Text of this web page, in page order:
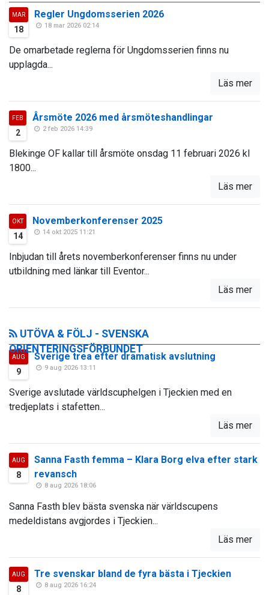
MAR
18
Regler Ungdomsserien 2026
18 mar 2026 02:14
De omarbetade reglerna för Ungdomsserien finns nu
upplagda...
Läs mer
FEB
2
Årsmöte 2026 med årsmöteshandlingar
2 feb 2026 14:39
Blekinge OF kallar till årsmöte onsdag 11 februari 2026 kl
1800...
Läs mer
OKT
14
Novemberkonferenser 2025
14 okt 2025 11:21
Inbjudan till årets novemberkonferenser finns nu under
utbildning med länkar till Eventor...
Läs mer
UTÖVA & FÖLJ - SVENSKA
ORIENTERINGSFÖRBUNDET
AUG
9
Sverige trea efter dramatisk avslutning
9 aug 2026 13:11
Sverige avslutade världscuphelgen i Tjeckien med en
tredjeplats i stafetten...
Läs mer
AUG
8
Sanna Fasth femma – Klara Borg elva efter stark
revansch
8 aug 2026 18:06
Sanna Fasth blev bästa svenska när världscupens
medeldistans avgjordes i Tjeckien...
Läs mer
AUG
8
Tre svenskar bland de fyra bästa i Tjeckien
8 aug 2026 16:24